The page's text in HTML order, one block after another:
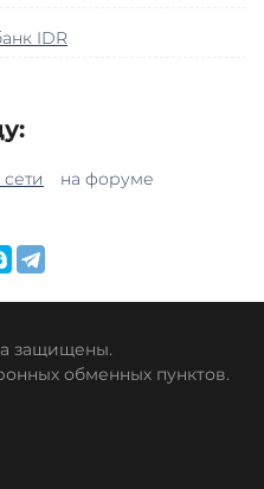
IDR
на форуме
защищены.
обменных пунктов.